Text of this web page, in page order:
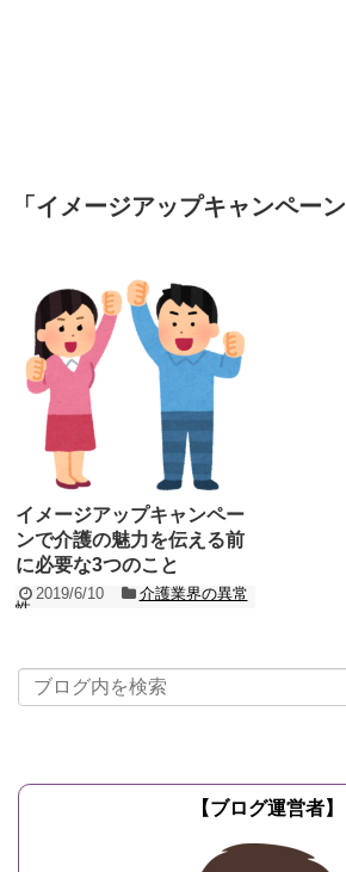
「 イメージアップキャンペーン
イメージアップキャンペー
ンで介護の魅力を伝える前
に必要な3つのこと
2019/6/10
介護業界の異常
性
アップキャンペーン」が行われていま
す。 介護の...
記事を読む
【ブログ運営者】